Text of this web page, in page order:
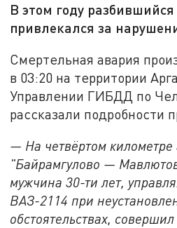
В этом году
привлекался за
Смертельная авария
в 03:20 на территории
Управлении ГИБДД по
рассказали подробности
— На четвёртом километре
"Байрамгулово —
мужчина 30-ти лет,
ВАЗ-2114 при
обстоятельствах,